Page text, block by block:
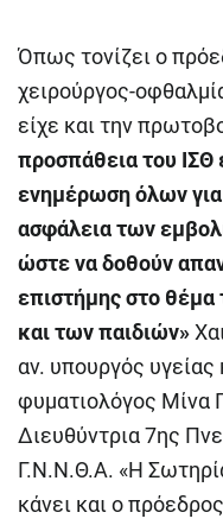
Όπως τονίζει ο
χειρούργος-
είχε και την
προσπάθεια του ΙΣΘ
ενημέρωση όλων για
ασφάλεια των
ώστε να δοθούν
επιστήμης στο
και των παιδιών»
αν. υπουργός
φυματιολόγος Μίνα
Διευθύντρια 7ης
Γ.Ν.Ν.Θ.Α. «Η
κάνει και ο